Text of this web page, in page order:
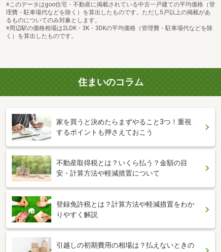
※このデータはgoo住宅・不動産に掲載されている中古一戸建ての平均価格（管
理費・駐車場代などを除く）を算出したものです。ただし5戸以上の掲載があ
るものについてのみ対象とします。
※周辺駅の価格相場は2LDK・3K・3DKの平均価格（管理費・駐車場代などを除
く）を算出したものです。
住まいのコラム
家を買うと決めたらまずやること3つ！重視
するポイントも押さえておこう
不動産取得税とは？いくら払う？金額の目
安・計算方法や軽減措置について
登録免許税とは？計算方法や軽減措置をわか
りやすく解説
引越しの初期費用の相場は？払えないときの